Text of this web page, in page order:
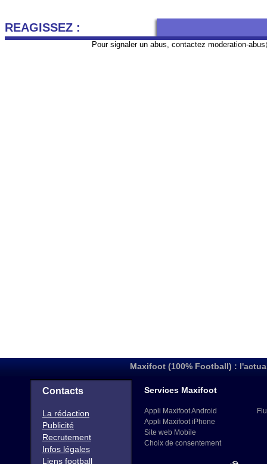
REAGISSEZ :
Pour signaler un abus, contactez moderation-
Maxifoot (100% Football) :
Contacts
La rédaction
Publicité
Recrutement
Infos légales
Liens football
Services Maxifoot
Appli Maxifoot Android
Appli Maxifoot iPhone
Site web Mobile
Choix de consentement